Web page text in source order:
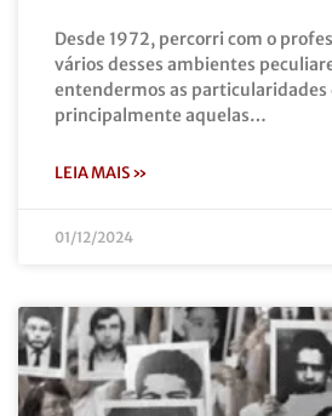
Desde 1972, percorri com o
vários desses ambientes
entendermos as particularidades
principalmente aquelas…
LEIA MAIS »
01/12/2024